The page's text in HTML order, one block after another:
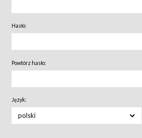
Hasło:
Powtórz hasło:
Język:
polski